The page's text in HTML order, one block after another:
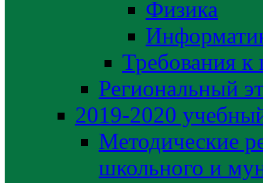
Физика
Требования
Региональный
2019-2020
Методические
школьного и